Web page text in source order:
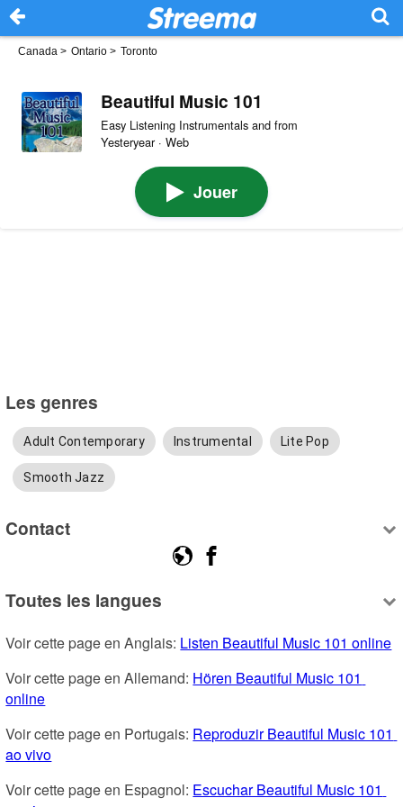
Canada > Ontario > Toronto
Beautiful Music 101
Easy Listening Instrumentals and from
Yesteryear · Web
Jouer
Les genres
Adult Contemporary Instrumental Lite Pop
Smooth Jazz
Contact
Toutes les langues
Voir cette page en Anglais: Listen Beautiful Music 101 online
Voir cette page en Allemand: Hören Beautiful Music 101
online
Voir cette page en Portugais: Reproduzir Beautiful Music 101
ao vivo
Voir cette page en Espagnol: Escuchar Beautiful Music 101